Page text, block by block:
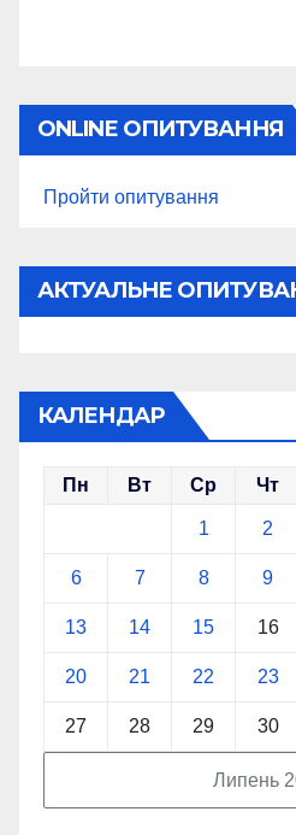
ONLINE ОПИТУВАННЯ
Пройти опитування
АКТУАЛЬНЕ
КАЛЕНДАР
Липень
Пн Вт Ср Чт
1 2
6 7 8 9
13 14 15 16
20 21 22 23
27 28 29 30